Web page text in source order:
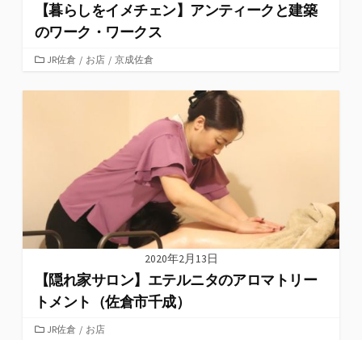
【暮らしをイメチェン】アンティークと建築
のワーク・ワークス
カ
ゴ
JR佐倉 / お店 / 京成佐倉
2020年2月13日
【隠れ家サロン】エテルニタのアロマトリー
トメント（佐倉市千成）
カJR佐倉 / お店